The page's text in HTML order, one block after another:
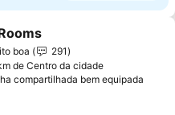
aos favoritos
boa
291
de Centro da cidade
compartilhada bem equipada